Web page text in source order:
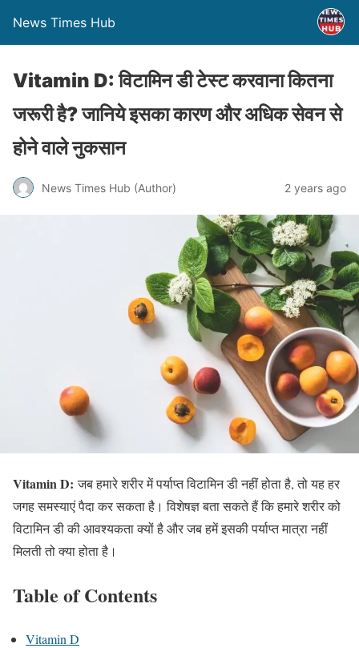
News Times Hub
Vitamin D: विटामिन डी टेस्ट करवाना कितना
जरूरी है? जानिये इसका कारण और अधिक सेवन से
होने वाले नुकसान
News Times Hub (Author) 2 years ago
Vitamin D:जब हमारे शरीर में पर्याप्त विटामिन डी नहीं होता है, तो यह हर
जगह समस्याएं पैदा कर सकता है। विशेषज्ञ बता सकते हैं कि हमारे शरीर को
विटामिन डी की आवश्यकता क्यों है और जब हमें इसकी पर्याप्त मात्रा नहीं
मिलती तो क्या होता है।
Table of Contents
Vitamin D